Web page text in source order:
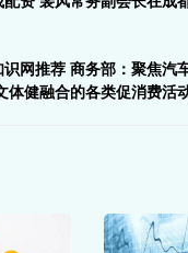
识网推荐 商务部：聚焦汽
体健融合的各类促消费活